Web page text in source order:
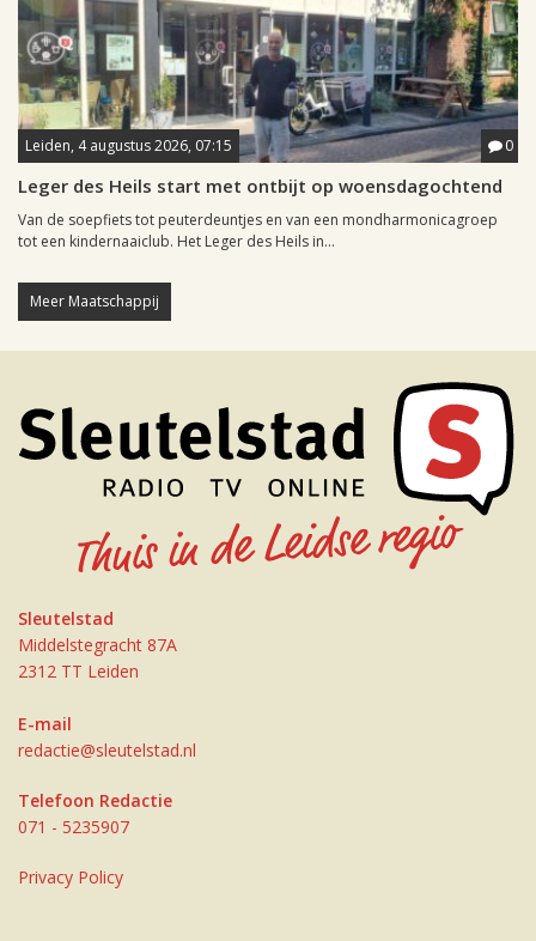
Leiden, 4 augustus 2026, 07:15 0
Leger des Heils start met ontbijt op woensdagochtend
Van de soepfiets tot peuterdeuntjes en van een mondharmonicagroep
tot een kindernaaiclub. Het Leger des Heils in...
Meer Maatschappij
Sleutelstad
Middelstegracht 87A
2312 TT Leiden
E-mail
redactie@sleutelstad.nl
Telefoon Redactie
071 - 5235907
Privacy Policy